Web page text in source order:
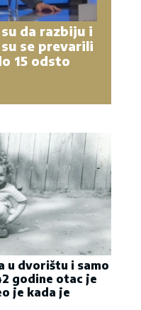
da razbiju i
se prevarili
15 odsto
u dvorištu i samo
godine otac je
je kada je